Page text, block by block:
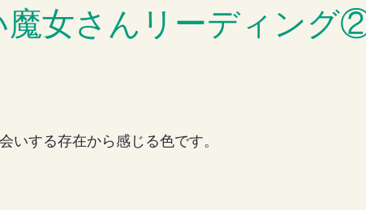
魔女さんリーディング
いする存在から感じる色です。